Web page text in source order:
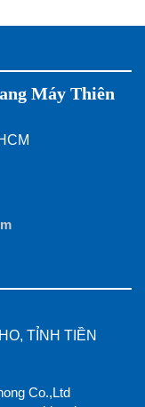
Máy Thiên
TỈNH TIỀN
Co.,Ltd